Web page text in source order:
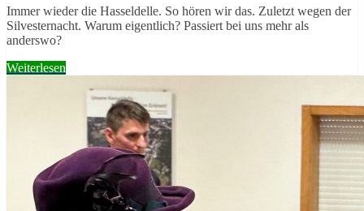
Immer wieder die Hasseldelle. So hören wir das. Zuletzt wegen der
Silvesternacht. Warum eigentlich? Passiert bei uns mehr als
anderswo?
Weiterlesen